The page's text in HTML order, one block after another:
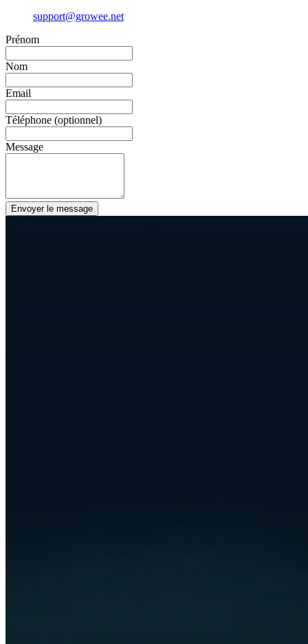
support@growee.net
Prénom
Nom
Email
Téléphone (optionnel)
Message
Envoyer le message